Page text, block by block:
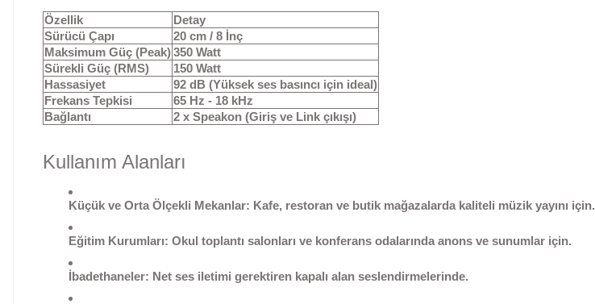
Özellik
Detay
Sürücü Çapı
20 cm / 8 İnç
Maksimum Güç (Peak)350 Watt
Sürekli Güç (RMS)
150 Watt
Hassasiyet
92 dB (Yüksek ses basıncı için ideal)
Frekans Tepkisi
65 Hz - 18 kHz
Bağlantı
2 x Speakon (Giriş ve Link çıkışı)
Kullanım Alanları
Küçük ve Orta Ölçekli Mekanlar: Kafe, restoran ve butik mağazalarda kaliteli müzik yayını için.
Eğitim Kurumları: Okul toplantı salonları ve konferans odalarında anons ve sunumlar için.
İbadethaneler: Net ses iletimi gerektiren kapalı alan seslendirmelerinde.